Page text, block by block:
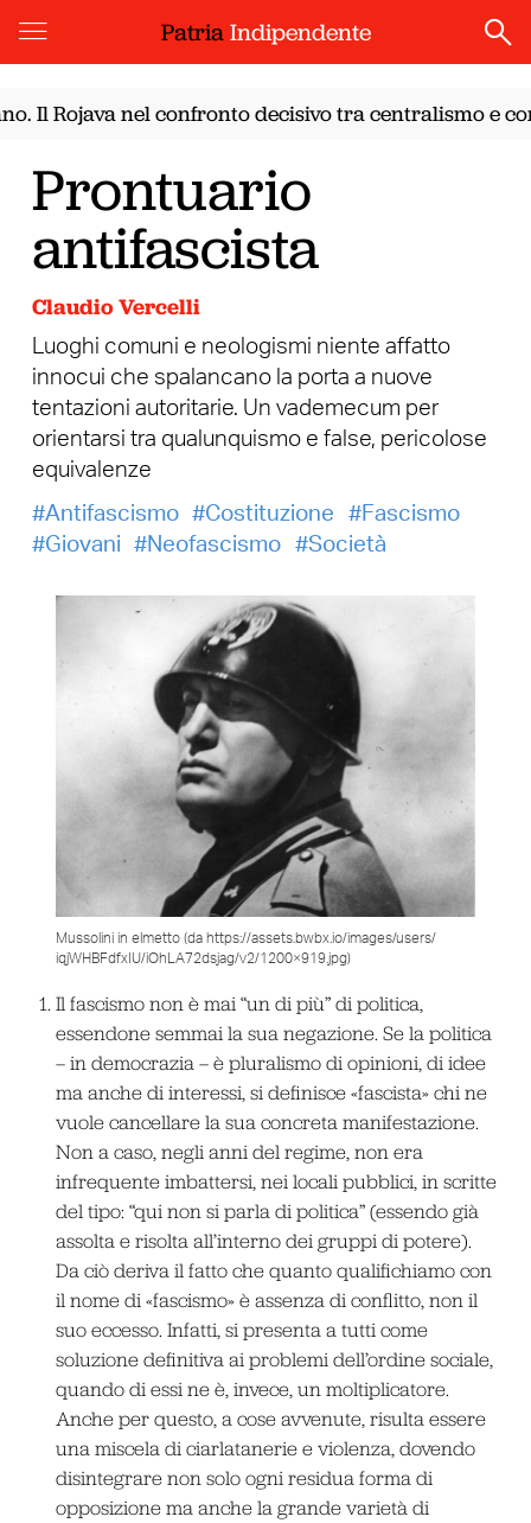
PatriaIndipendente
nel confronto decisivo tra centralismo e
Prontuario
antifascista
Claudio Vercelli
Luoghi comuni e neologismi niente affatto
innocui che spalancano la porta a nuove
tentazioni autoritarie. Un vademecum per
orientarsi tra qualunquismo e false, pericolose
equivalenze
Antifascismo
Costituzione
Fascismo
Giovani
Neofascismo Società
Mussolini in elmetto (da https://assets.bwbx.io/images/users/
iqjWHBFdfxIU/iOhLA72dsjag/v2/1200×919.jpg)
Il fascismo non è mai “un di più” di politica,
essendone semmai la sua negazione. Se la politica
– in democrazia – è pluralismo di opinioni, di idee
ma anche di interessi, si definisce «fascista» chi ne
vuole cancellare la sua concreta manifestazione.
Non a caso, negli anni del regime, non era
infrequente imbattersi, nei locali pubblici, in scritte
del tipo: “qui non si parla di politica” (essendo già
assolta e risolta all’interno dei gruppi di potere).
Da ciò deriva il fatto che quanto qualifichiamo con
il nome di «fascismo» è assenza di conflitto, non il
suo eccesso. Infatti, si presenta a tutti come
soluzione definitiva ai problemi dell’ordine sociale,
quando di essi ne è, invece, un moltiplicatore.
Anche per questo, a cose avvenute, risulta essere
una miscela di ciarlatanerie e violenza, dovendo
disintegrare non solo ogni residua forma di
opposizione ma anche la grande varietà di